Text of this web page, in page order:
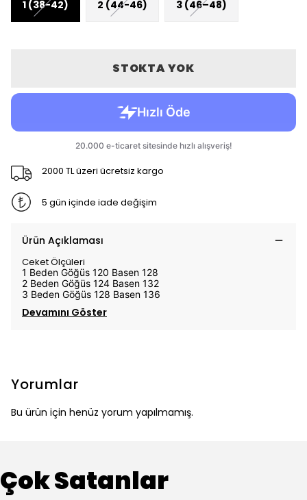
1 (38-42) 2 (44-46) 3 (46–48)
STOKTA YOK
2000 TL üzeri ücretsiz kargo
5 gün içinde iade değişim
Ürün Açıklaması
Ceket Ölçüleri
1 Beden Göğüs 120 Basen 128
2 Beden Göğüs 124 Basen 132
3 Beden Göğüs 128 Basen 136
Devamını Göster
Yorumlar
Bu ürün için henüz yorum yapılmamış.
Çok Satanlar